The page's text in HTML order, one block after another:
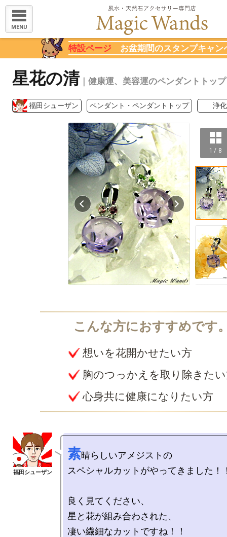
MENU
特設ページ お盆期間のスタンプキャン
星花の清 ｜健康運、美容運のペンダントトップ
福田シューザン ペンダント・ペンダントトップ 浄化
1 / 8
想いを花開かせたい方
胸のつっかえを取り除きた
心身共に健康になりたい方
素晴らしいアメジストの
スペシャルカットがやってきました！
良く見てください、
星と花が組み合わされた、
凄い繊細なカットですね！！